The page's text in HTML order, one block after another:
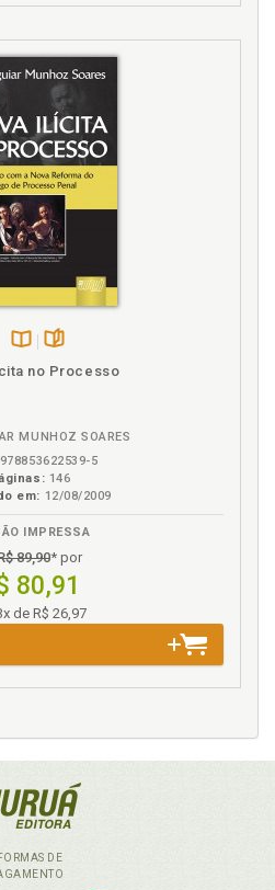
p. 73
finanças públicas. Tutela
no Processo
MUNHOZ SOARES
978853622539-5
146
em: 12/08/2009
IMPRESSA
89,90* por
80,91
de R$ 26,97
FORMAS DE